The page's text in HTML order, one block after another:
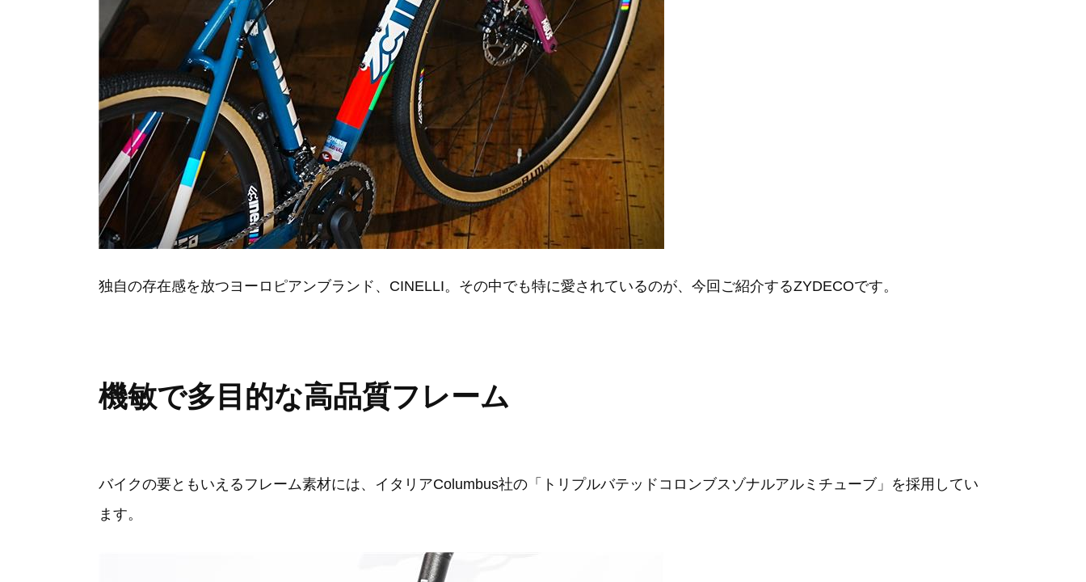
独自の存在感を放つヨーロピアンブランド、CINELLI。その中でも特に愛されているのが、今回ご紹介するZYDECOです。
機敏で多目的な高品質フレーム
バイクの要ともいえるフレーム素材には、イタリアColumbus社の「 トリプルバテッドコロンブスゾナルアルミチューブ 」を採用してい
ます。